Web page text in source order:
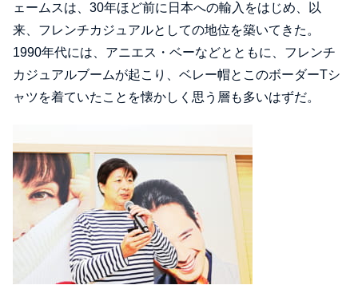
ェームスは、30年ほど前に日本への輸入をはじめ、以
来、フレンチカジュアルとしての地位を築いてきた。
1990年代には、アニエス・ベーなどとともに、フレンチ
カジュアルブームが起こり、ベレー帽とこのボーダーTシ
ャツを着ていたことを懐かしく思う層も多いはずだ。